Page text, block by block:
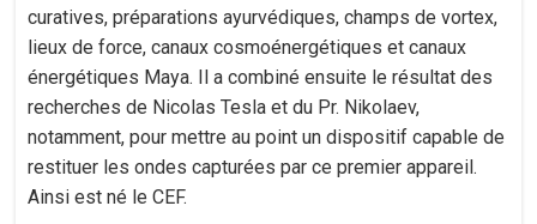
curatives, préparations ayurvédiques, champs de vortex,
lieux de force, canaux cosmoénergétiques et canaux
énergétiques Maya. Il a combiné ensuite le résultat des
recherches de Nicolas Tesla et du Pr. Nikolaev,
notamment, pour mettre au point un dispositif capable de
restituer les ondes capturées par ce premier appareil.
Ainsi est né le CEF.